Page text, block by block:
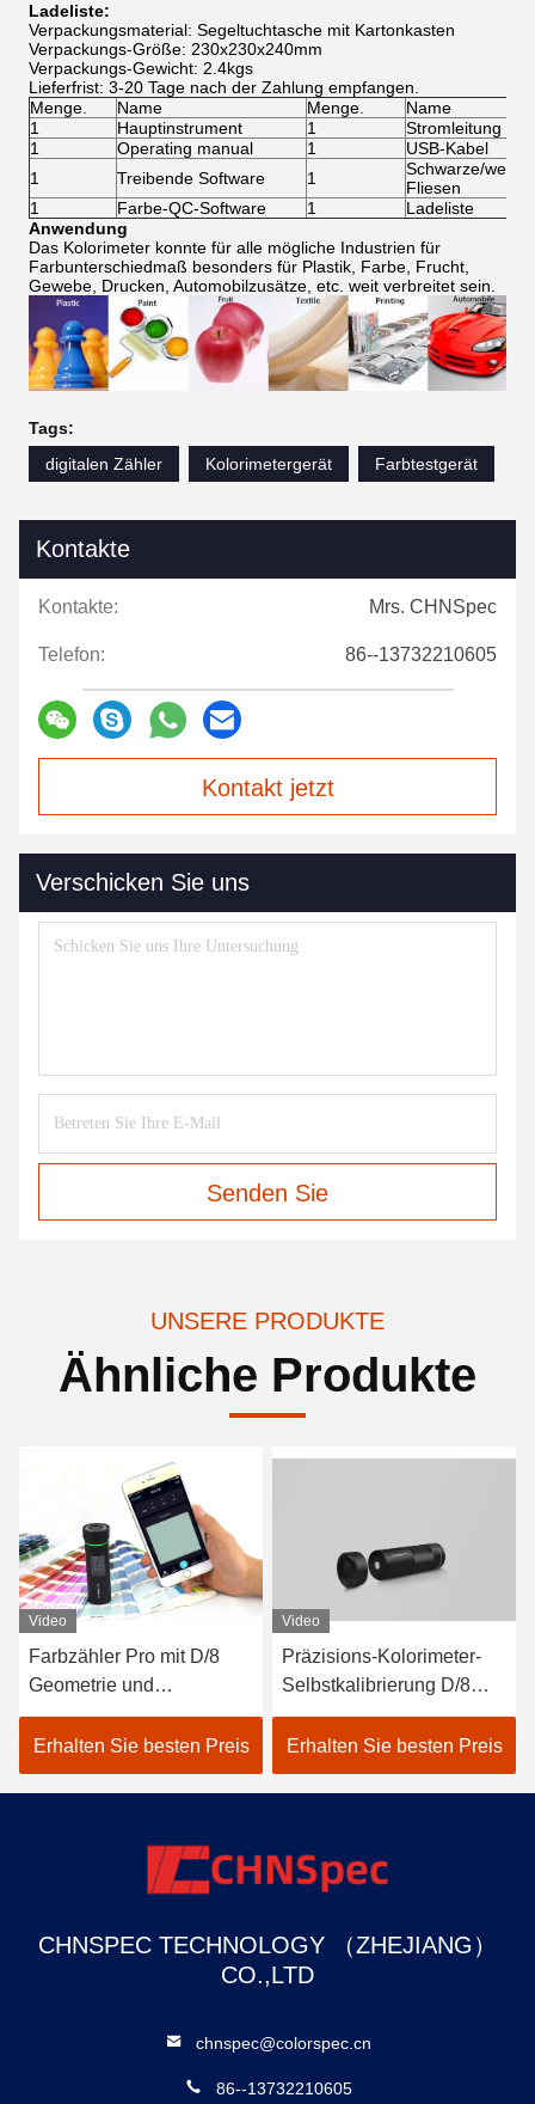
Ladeliste:
Verpackungsmaterial: Segeltuchtasche mit Kartonkasten
Verpackungs-Größe: 230x230x240mm
Verpackungs-Gewicht: 2.4kgs
Lieferfrist: 3-20 Tage nach der Zahlung empfangen.
Menge.
Name Menge.
Name
1
Hauptinstrument 1
Stromleitung
1
Operating manual 1
USB-Kabel
1
Treibende Software 1
Schwarze/
Fliesen
1
Farbe-QC-Software 1
Ladeliste
Anwendung
Das Kolorimeter konnte für alle mögliche Industrien für
Farbunterschiedmaß besonders für Plastik, Farbe, Frucht,
Gewebe, Drucken, Automobilzusätze, etc. weit verbreitet sein.
Tags:
digitalen Zähler
Kolorimetergerät Farbtestgerät
Kontakte
Kontakte: Mrs. CHNSpec
Telefon: 86--13732210605
Kontakt jetzt
Verschicken Sie uns
Senden Sie
UNSERE PRODUKTE
Ähnliche Produkte
Video
Farbzähler Pro mit D/8
Geometrie und
Spektralsensor für
genauere Messungen
Erhalten Sie besten Preis
Video
Präzisions-Kolorimeter-
Selbstkalibrierung D/8
SCI LED Delta-E Farben-
Farbanalysator
Erhalten Sie besten Preis
CHNSPEC TECHNOLOGY （ZHEJIANG）
CO.,LTD
chnspec@colorspec.cn
86--13732210605